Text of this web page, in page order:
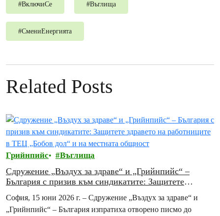
#ВключиСе #Въглища
#СмениЕнергията
Related Posts
Грийнпийс Въглища
Сдружение „Въздух за здраве“ и „Грийнпийс“ –
България с призив към синдикатите: Защитете
местната общност
София, 15 юни 2026 г. – Сдружение „Въздух за здраве“ и
„Грийнпийс“ – България изпратиха отворено писмо до